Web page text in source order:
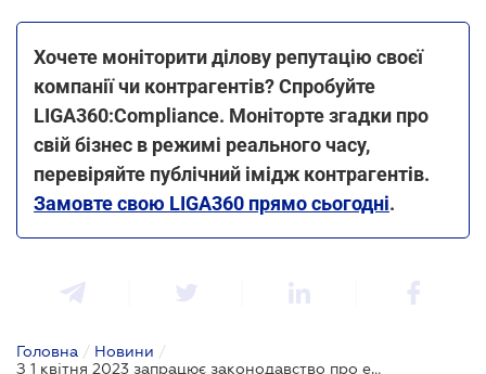
Хочете моніторити ділову репутацію своєї
компанії чи контрагентів? Спробуйте
LIGA360:Compliance. Моніторте згадки про
свій бізнес в режимі реального часу,
перевіряйте публічний імідж контрагентів.
Замовте свою LIGA360 прямо сьогодні.
Головна / Новини /
З 1 квітня 2023 запрацює законодавство про е-резидентство